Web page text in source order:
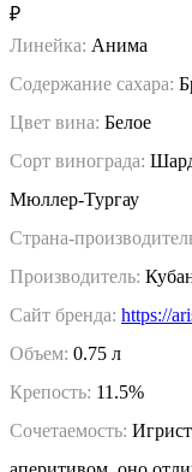
₽
Линейка: Анима
Содержание сахара:
Цвет вина: Белое
Сорт винограда:
Мюллер-Тургау
Страна-
Производитель:
Сайт бренда: https://
Объем: 0.75 л
Крепость: 11.5%
Сочетаемость: